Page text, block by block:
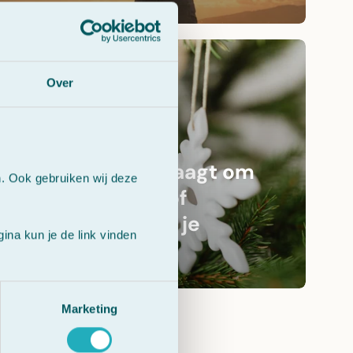
Over
Ook gebruiken wij deze
kun je de link vinden
Marketing
Welke emotie vraagt om
aandacht? Star of
Bethlehem helpt je
verwerken